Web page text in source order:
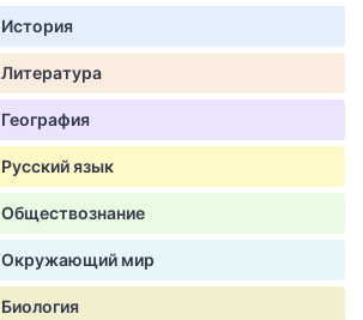
История
Литература
География
Русский язык
Обществознание
Окружающий мир
Биология